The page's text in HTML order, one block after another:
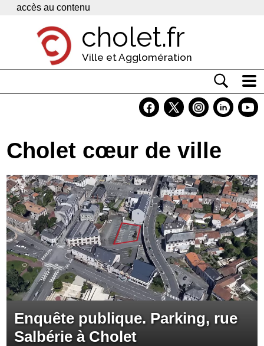
Panneau de gestion des cookies
accès au contenu
cholet.fr
Ville et Agglomération
Economie
Services
Contacts
Cholet cœur de ville
Enquête publique. Parking, rue
Salbérie à Cholet